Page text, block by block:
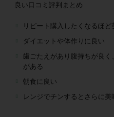
良い口コミ評判まとめ
リピート購入したくなるほど
ダイエットや体作りに良い
歯ごたえがあり腹持ちが良
がある
朝食に良い
レンジでチンするとさらに美